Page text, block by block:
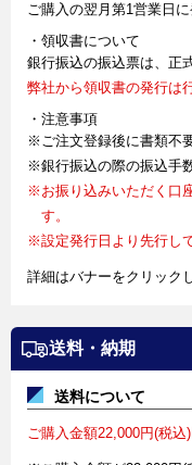
ご購入の翌月第1営業日に
・領収書について
銀行振込の振込票は、正
弊社から領収書の発行は
・注意事項
※ご注文登録後に書類不
※銀行振込の際の振込手
※お振り込みいただく口
す。
※設定発行日より先行し
詳細はバナーをクリック
送料・納期
送料について
ご購入金額22,000円(税込